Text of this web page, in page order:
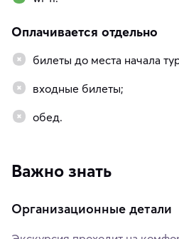
Оплачивается отдельно
билеты до места начала
входные билеты;
обед.
Важно знать
Организационные детали